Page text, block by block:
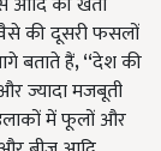
वैसे की दूसरी फसलों
बताते हैं, “देश की
ज्यादा मजबूती
में फूलों और